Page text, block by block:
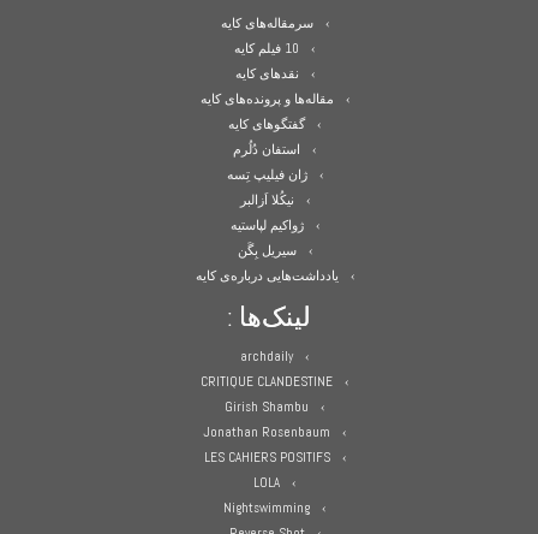
سرمقاله‌های کایه
10 فیلم کایه
نقدهای کایه
مقاله‌ها و پرونده‌های کایه
گفتگوهای کایه
استفان دُلُرم
ژان فیلیپ تِسه
نیکُلا اَزالبر
ژواکیم لپاستیه
سیریل بِگَن
یادداشت‌هایی درباره‌ی کایه
لینک‌ها :
archdaily
CRITIQUE CLANDESTINE
Girish Shambu
Jonathan Rosenbaum
LES CAHIERS POSITIFS
LOLA
Nightswimming